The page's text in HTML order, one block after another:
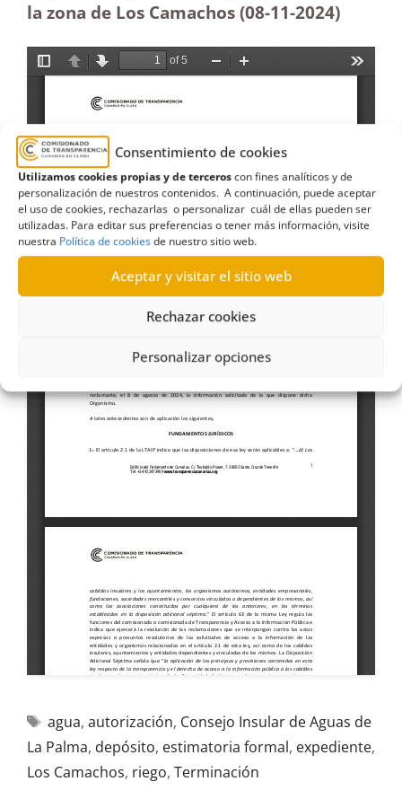
Consentimiento de cookies
Utilizamos cookies propias y de terceroscon fines analíticos y de
personalización de nuestros contenidos. A continuación, puede aceptar
el uso de cookies, rechazarlas o personalizar cuál de ellas pueden ser
utilizadas. Para editar sus preferencias o tener más información, visite
nuestra Política de cookiesde nuestro sitio web.
Aceptar y visitar el sitio web
Rechazar cookies
Personalizar opciones
la zona de Los Camachos (08-11-2024)
agua, autorización, Consejo Insular de Aguas de
La Palma, depósito, estimatoria formal, expediente,
Los Camachos, riego, Terminación